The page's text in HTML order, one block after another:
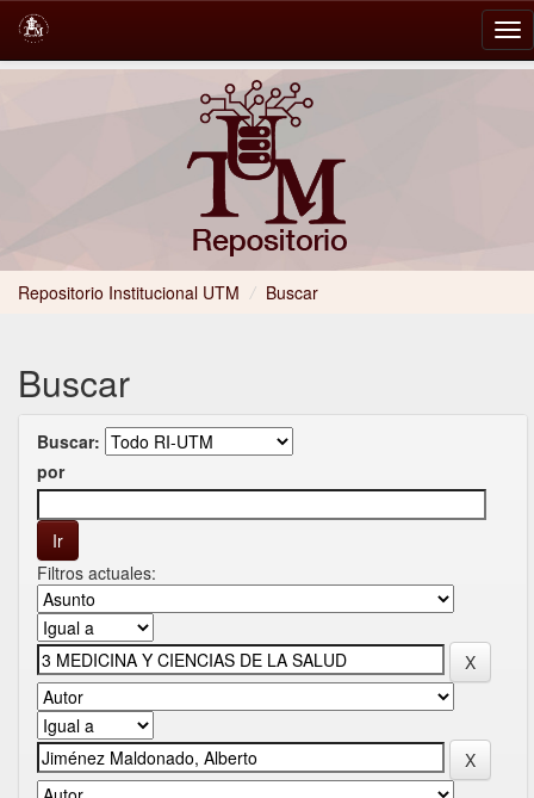
Repositorio Institucional UTM / Buscar
Buscar
Buscar:
por
Filtros actuales: